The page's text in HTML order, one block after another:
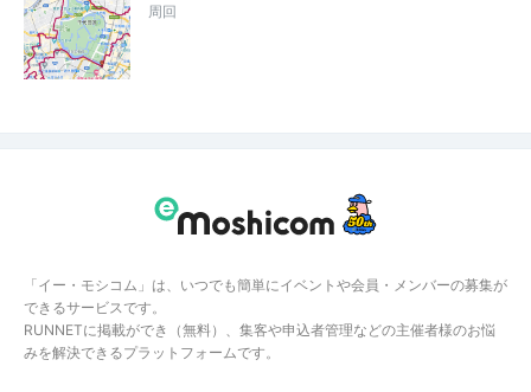
周回
「イー・モシコム」は、いつでも簡単にイベントや会員・メンバーの募集が
できるサービスです。
RUNNETに掲載ができ（無料）、集客や申込者管理などの主催者様のお悩
みを解決できるプラットフォームです。